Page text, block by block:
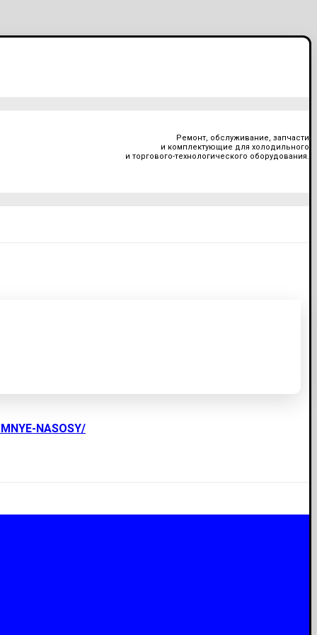
Ремонт, обслуживание, запчасти
и комплектующие для холодильного
и торгового-технологического оборудования.
NASOSY/